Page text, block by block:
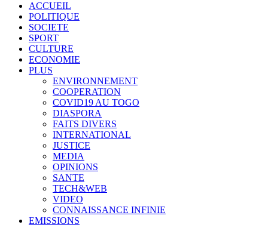
ACCUEIL
POLITIQUE
SOCIETE
SPORT
CULTURE
ECONOMIE
PLUS
ENVIRONNEMENT
COOPERATION
COVID19 AU TOGO
DIASPORA
FAITS DIVERS
INTERNATIONAL
JUSTICE
MEDIA
OPINIONS
SANTE
TECH&WEB
VIDEO
CONNAISSANCE INFINIE
EMISSIONS